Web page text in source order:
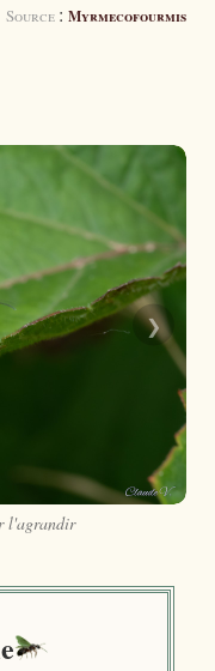
Source : Myrmecofourmis
❯
l'agrandir